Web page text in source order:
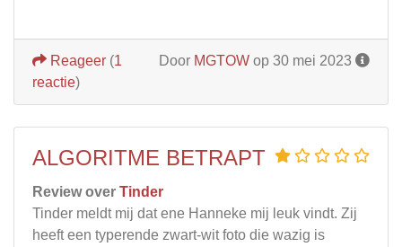
Door MGTOW op 30 mei 2023
Reageer (1
reactie)
ALGORITME BETRAPT
Review over Tinder
Tinder meldt mij dat ene Hanneke mij leuk vindt. Zij
heeft een typerende zwart-wit foto die wazig is